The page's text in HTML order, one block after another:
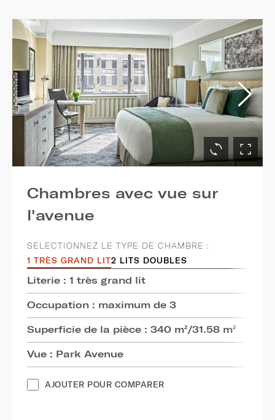
Chambres avec vue sur
l'avenue
SÉLECTIONNEZ LE TYPE DE CHAMBRE :
1 TRÈS GRAND LIT2 LITS DOUBLES
Literie : 1 très grand lit
Occupation : maximum de 3
Superficie de la pièce : 340 m²/31.58 m²
Vue : Park Avenue
AJOUTER POUR COMPARER